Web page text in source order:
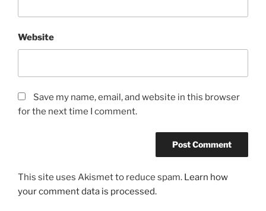
Website
Save my name, email, and website in this browser
for the next time I comment.
This site uses Akismet to reduce spam. Learn how
your comment data is processed.